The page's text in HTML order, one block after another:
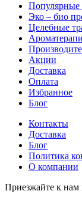
Популярные
Эко – био
Целебные
Акции
Доставка
Оплата
Избранное
Блог
Контакты
Доставка
Блог
Политика
О компании
Приезжайте к нам